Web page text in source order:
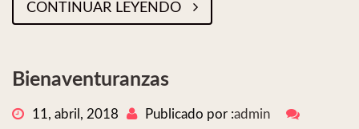
CONTINUAR LEYENDO
Bienaventuranzas
11, abril, 2018 Publicado por :admin